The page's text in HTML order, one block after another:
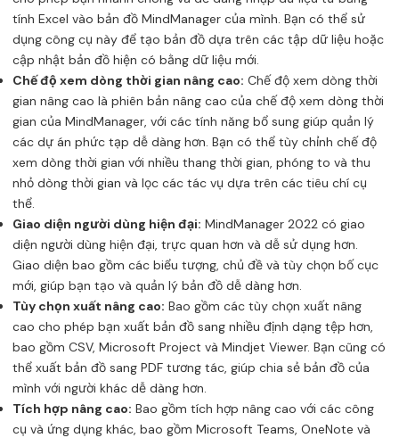
tính Excel vào bản đồ MindManager của mình. Bạn có thể sử
dụng công cụ này để tạo bản đồ dựa trên các tập dữ liệu hoặc
cập nhật bản đồ hiện có bằng dữ liệu mới.
Chế độ xem dòng thời gian nâng cao: Chế độ xem dòng thời
gian nâng cao là phiên bản nâng cao của chế độ xem dòng thời
gian của MindManager, với các tính năng bổ sung giúp quản lý
các dự án phức tạp dễ dàng hơn. Bạn có thể tùy chỉnh chế độ
xem dòng thời gian với nhiều thang thời gian, phóng to và thu
nhỏ dòng thời gian và lọc các tác vụ dựa trên các tiêu chí cụ
thể.
Giao diện người dùng hiện đại: MindManager 2022 có giao
diện người dùng hiện đại, trực quan hơn và dễ sử dụng hơn.
Giao diện bao gồm các biểu tượng, chủ đề và tùy chọn bố cục
mới, giúp bạn tạo và quản lý bản đồ dễ dàng hơn.
Tùy chọn xuất nâng cao: Bao gồm các tùy chọn xuất nâng
cao cho phép bạn xuất bản đồ sang nhiều định dạng tệp hơn,
bao gồm CSV, Microsoft Project và Mindjet Viewer. Bạn cũng có
thể xuất bản đồ sang PDF tương tác, giúp chia sẻ bản đồ của
mình với người khác dễ dàng hơn.
Tích hợp nâng cao: Bao gồm tích hợp nâng cao với các công
cụ và ứng dụng khác, bao gồm Microsoft Teams, OneNote và